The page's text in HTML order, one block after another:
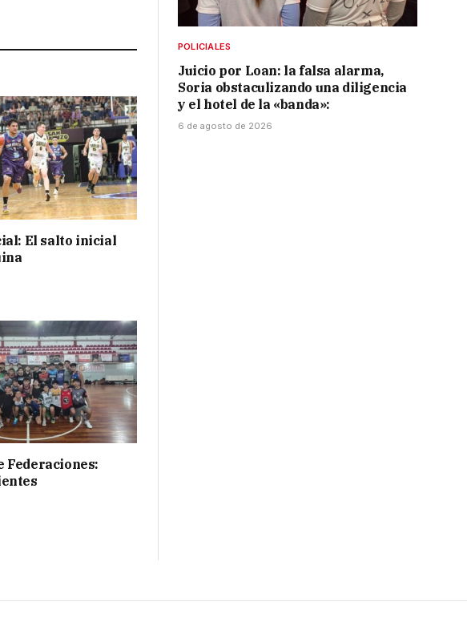
El salto inicial
Federaciones:
POLICIALES
Juicio por Loan: la falsa alarma,
Soria obstaculizando una diligencia
y el hotel de la «banda»:
6 de agosto de 2026